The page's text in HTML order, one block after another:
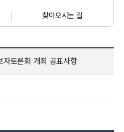
찾아오시는 길
자토론회 개최 공표사항